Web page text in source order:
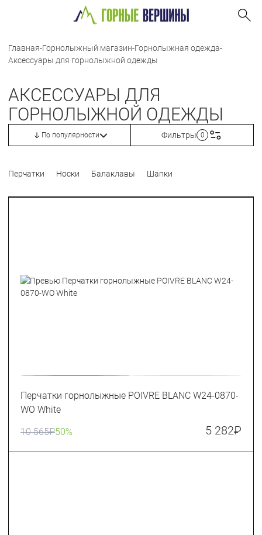
Главная-Горнолыжный магазин-Горнолыжная одежда-
Аксессуары для горнолыжной одежды
АКСЕССУАРЫ ДЛЯ
ГОРНОЛЫЖНОЙ ОДЕЖДЫ
По популярности Фильтры 0
Перчатки Носки Балаклавы Шапки
Перчатки горнолыжные POIVRE BLANC W24-0870-
WO White
10 565₽50% 5 282₽